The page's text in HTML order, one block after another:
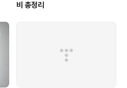
비 총정리